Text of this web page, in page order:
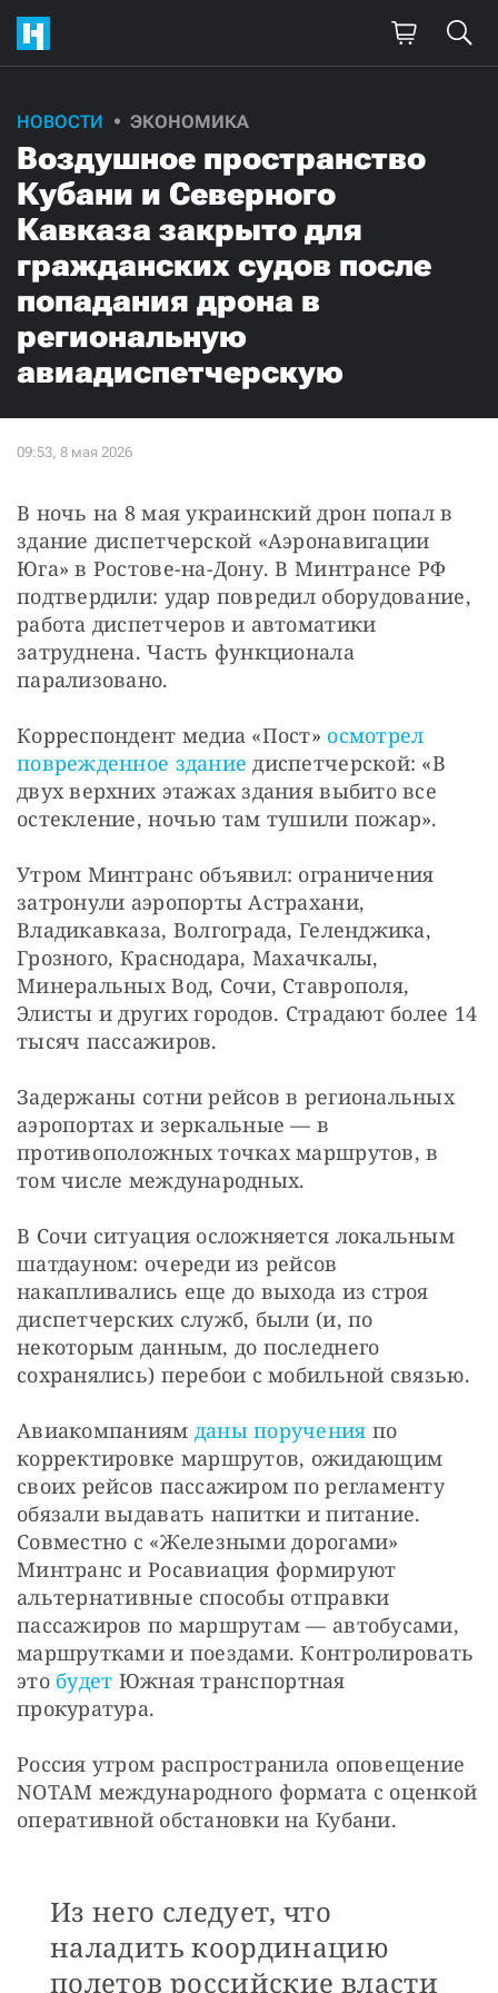
НОВОСТИ ЭКОНОМИКА
Воздушное пространство
Кубани и Северного
Кавказа закрыто для
гражданских судов после
попадания дрона в
региональную
авиадиспетчерскую
В ночь на 8 мая украинский дрон попал в
здание диспетчерской «Аэронавигации
Юга» в Ростове-на-Дону. В Минтрансе РФ
подтвердили: удар повредил оборудование,
работа диспетчеров и автоматики
затруднена. Часть функционала
парализовано.
Корреспондент медиа «Пост» осмотрел
поврежденное здание диспетчерской: «В
двух верхних этажах здания выбито все
остекление, ночью там тушили пожар».
Утром Минтранс объявил: ограничения
затронули аэропорты Астрахани,
Владикавказа, Волгограда, Геленджика,
Грозного, Краснодара, Махачкалы,
Минеральных Вод, Сочи, Ставрополя,
Элисты и других городов. Страдают более 14
тысяч пассажиров.
Задержаны сотни рейсов в региональных
аэропортах и зеркальные — в
противоположных точках маршрутов, в
том числе международных.
В Сочи ситуация осложняется локальным
шатдауном: очереди из рейсов
накапливались еще до выхода из строя
диспетчерских служб, были (и, по
некоторым данным, до последнего
сохранялись) перебои с мобильной связью.
Авиакомпаниям даны поручения по
корректировке маршрутов, ожидающим
своих рейсов пассажиром по регламенту
обязали выдавать напитки и питание.
Совместно с «Железными дорогами»
Минтранс и Росавиация формируют
альтернативные способы отправки
пассажиров по маршрутам — автобусами,
маршрутками и поездами. Контролировать
это будет Южная транспортная
прокуратура.
Россия утром распространила оповещение
NOTAM международного формата с оценкой
оперативной обстановки на Кубани.
Из него следует, что
наладить координацию
полетов российские власти